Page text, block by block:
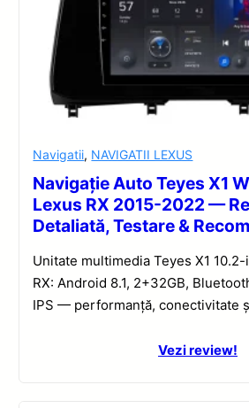
Navigatii, NAVIGATII LEXUS
Navigație Auto Teyes X1
Lexus RX 2015-2022 —
Detaliată, Testare &
Unitate multimedia Teyes X1
RX: Android 8.1, 2+32GB,
IPS — performanță, conectivitate
Vezi review!